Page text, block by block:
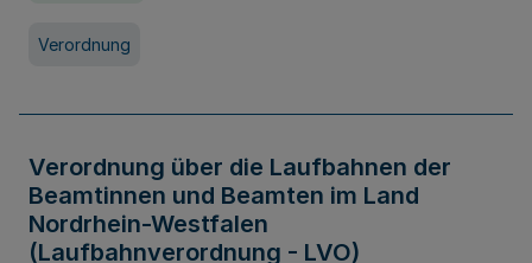
Verordnung
Verordnung über die Laufbahnen der
Beamtinnen und Beamten im Land
Nordrhein-Westfalen
(Laufbahnverordnung - LVO)